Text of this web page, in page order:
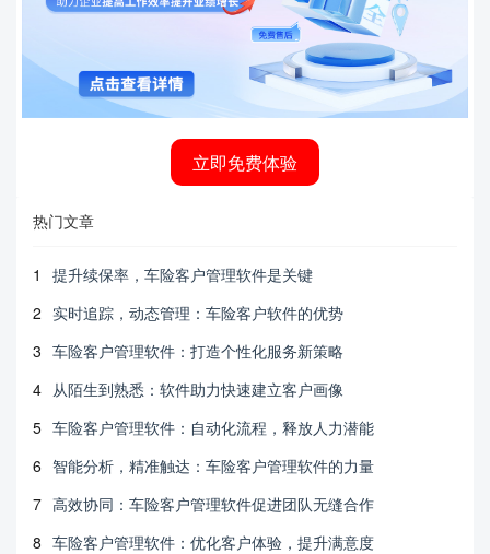
立即免费体验
热门文章
1
提升续保率，车险客户管理软件是关键
2 实时追踪，动态管理：车险客户软件的优势
3 车险客户管理软件：打造个性化服务新策略
4 从陌生到熟悉：软件助力快速建立客户画像
5 车险客户管理软件：自动化流程，释放人力潜能
6 智能分析，精准触达：车险客户管理软件的力量
7 高效协同：车险客户管理软件促进团队无缝合作
8 车险客户管理软件：优化客户体验，提升满意度